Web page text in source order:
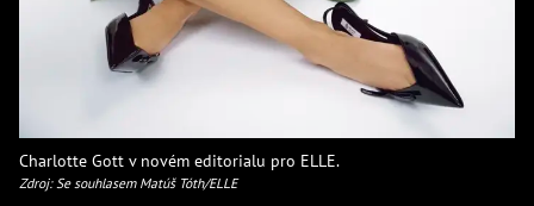
Charlotte Gott v novém editorialu pro ELLE.
Zdroj: Se souhlasem Matúš Tóth/ELLE